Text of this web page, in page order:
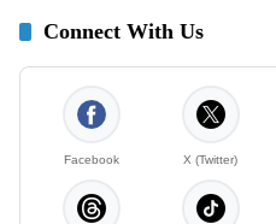
Connect With Us
Facebook X (Twitter)